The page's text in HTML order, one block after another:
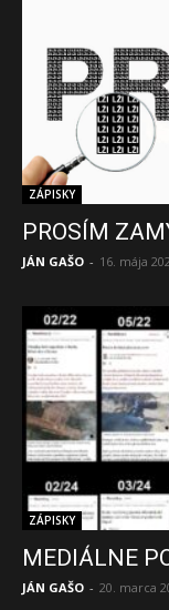
ZÁPISKY
PROSÍM
JÁN GAŠO - 16. mája
ZÁPISKY
MEDIÁLNE
JÁN GAŠO - 20. marca